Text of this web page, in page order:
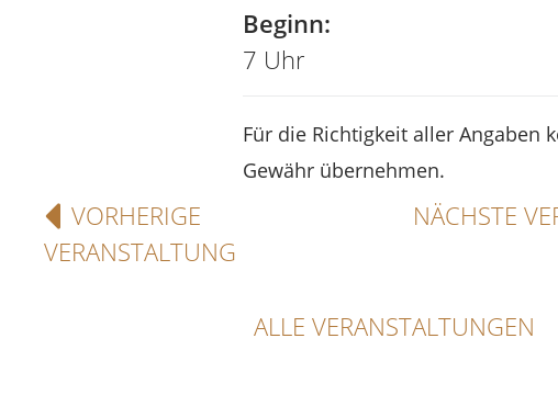
Beginn:
7 Uhr
Für die Richtigkeit aller Angaben
Gewähr übernehmen.
VORHERIGE
VERANSTALTUNG
NÄCHSTE
ALLE VERANSTALTUNGEN